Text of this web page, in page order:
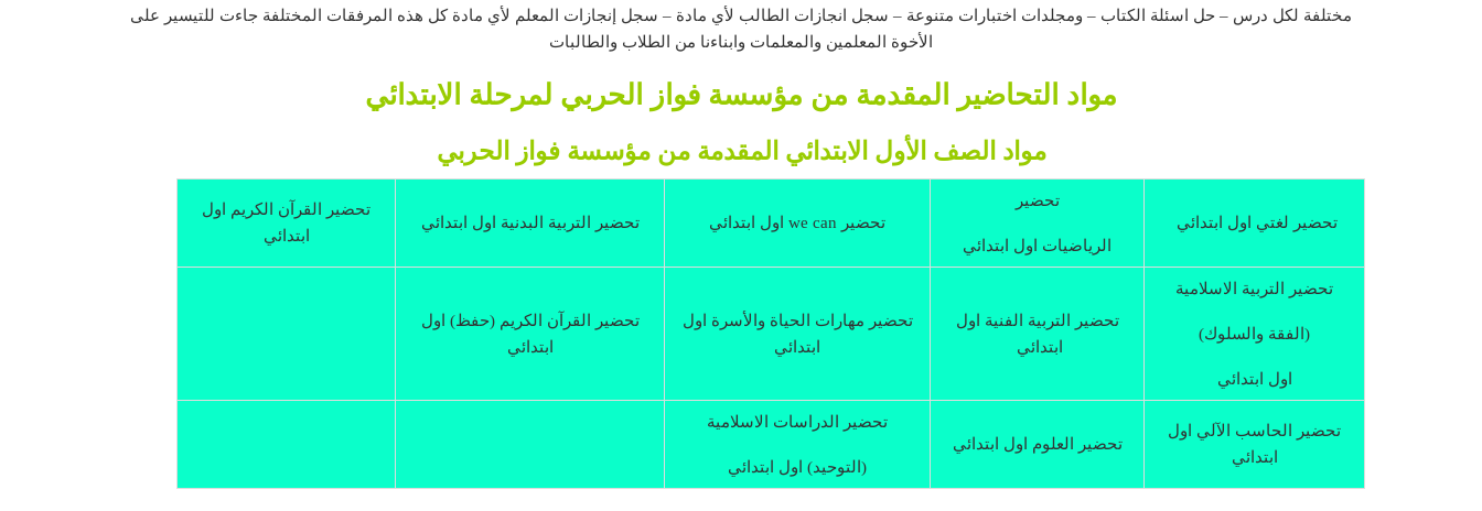
مختلفة لكل درس – حل اسئلة الكتاب – ومجلدات اختبارات متنوعة – سجل انجازات الطالب لأي مادة – سجل إنجازات المعلم لأي مادة كل هذه المرفقات المختلفة جاءت للتيسير على
الأخوة المعلمين والمعلمات وابناءنا من الطلاب والطالبات
مواد التحاضير المقدمة من مؤسسة فواز الحربي لمرحلة الابتدائي
مواد الصف الأول الابتدائي المقدمة من مؤسسة فواز الحربي
تحضير لغتي اول ابتدائي
تحضير
الرياضيات اول ابتدائي
تحضير w e can اول ابتدائي تحضير التربية البدنية اول ابتدائي
تحضير القرآن الكريم اول
ابتدائي
تحضير التربية الاسلامية
(الفقة والسلوك)
اول ابتدائي
تحضير التربية الفنية اول
ابتدائي
تحضير مهارات الحياة والأسرة اول
ابتدائي
تحضير
القرآن الكريم (حفظ) اول
ابتدائي
تحضير الحاسب الآلي اول
ابتدائي
تحضير العلوم اول ابتدائي
تحضير الدراسات الاسلامية
(التوحيد) اول ابتدائي